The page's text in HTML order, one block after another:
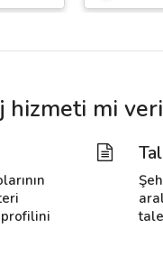
hizmeti mi
profilini